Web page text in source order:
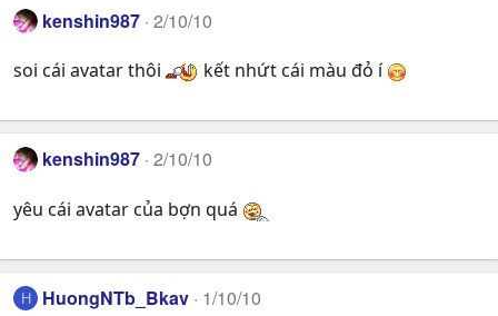
kenshin987 2/10/10
soi cái avatar thôi kết nhứt cái màu đỏ í
kenshin987 2/10/10
yêu cái avatar của bợn quá
H HuongNTb_Bkav 1/10/10